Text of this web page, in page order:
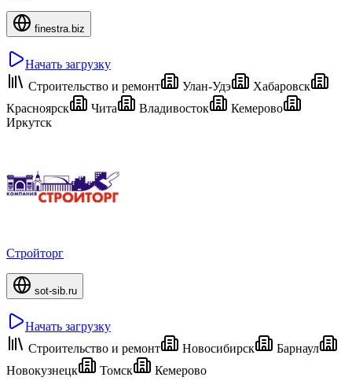
finestra.biz
Начать загрузку
Строительство и ремонт
Улан-Удэ
Хабаровск
Красноярск
Чита Владивосток
Кемерово
Иркутск
Стройторг
sot-sib.ru
Начать загрузку
Строительство и ремонт
Новосибирск
Барнаул
Новокузнецк
Томск Кемерово